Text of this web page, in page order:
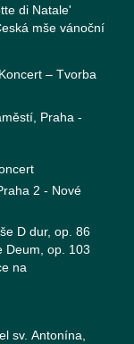
di Natale'
mše vánoční
Koncert – Tvorba
Praha -
2 - Nové
D dur, op. 86
Deum, op. 103
na
sv. Antonína,